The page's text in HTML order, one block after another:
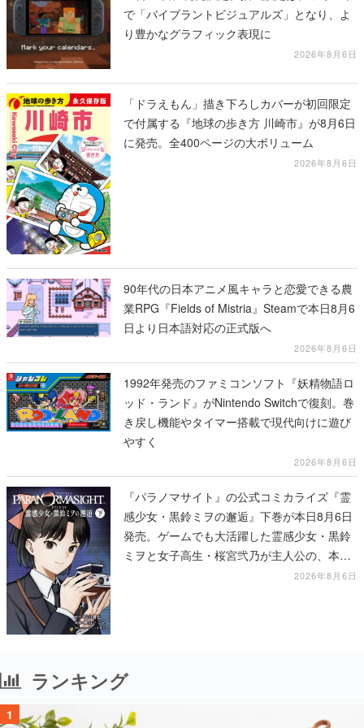
で「バイブラントビジュアルズ」となり、よ
り豊かなグラフィック表現に
2026年8月6日
「ドラえもん」描き下ろしカバーが初回限定
で付属する『地球の歩き方 川崎市』が8月6日
に発売。全400ページの大ボリューム
2026年8月6日
90年代の日本アニメ風キャラと恋愛できる農
業RPG『Fields of Mistria』Steamで本日8月6
日より日本語対応の正式版へ
2026年8月6日
1992年発売のファミコンソフト『妖精物語ロ
ッド・ランド』がNintendo Switchで復刻。巻
き戻し機能やタイマー搭載で現代向けに遊び
やすく
2026年8月6日
『パラノマサイト』の公式コミカライズ『霊
感少女・黒鈴ミヲの邂逅』下巻が本日8月6日
発売。ゲームでも大活躍した霊感少女・黒鈴
ミヲと女子高生・桜宮弐乃が主人公の、本編
2026年8月6日
ランキング
1